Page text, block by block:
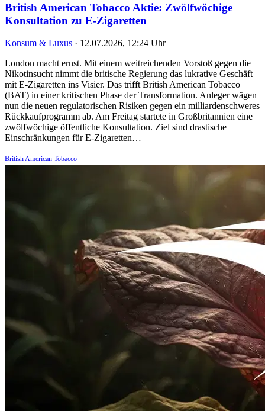
British American Tobacco Aktie: Zwölfwöchige
Konsultation zu E-Zigaretten
Konsum & Luxus · 12.07.2026, 12:24 Uhr
London macht ernst. Mit einem weitreichenden Vorstoß gegen die
Nikotinsucht nimmt die britische Regierung das lukrative Geschäft
mit E-Zigaretten ins Visier. Das trifft British American Tobacco
(BAT) in einer kritischen Phase der Transformation. Anleger wägen
nun die neuen regulatorischen Risiken gegen ein milliardenschweres
Rückkaufprogramm ab. Am Freitag startete in Großbritannien eine
zwölfwöchige öffentliche Konsultation. Ziel sind drastische
Einschränkungen für E-Zigaretten…
British American Tobacco